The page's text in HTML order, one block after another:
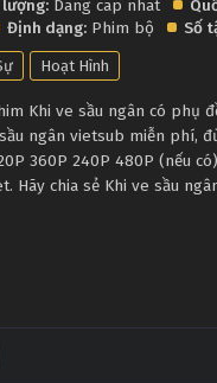
Dang cap nhat
Định dạng: Phim bộ Số
Hoạt Hình
Khi ve sầu ngân có phụ
ngân vietsub miễn phí,
360P 240P 480P (nếu
Hãy chia sẻ Khi ve sầu